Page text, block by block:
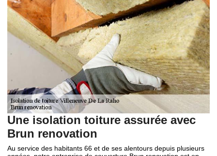
Une isolation toiture assurée avec
Brun renovation
Au service des habitants 66 et de ses alentours depuis plusieurs